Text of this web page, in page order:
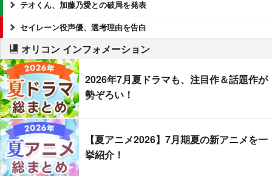
テオくん、加藤乃愛との破局を発表
セイレーン役声優、選考理由を告白
オリコン インフォメーション
2026年7月夏ドラマも、注目作＆話題作が
勢ぞろい！
【夏アニメ2026】7月期夏の新アニメを一
挙紹介！